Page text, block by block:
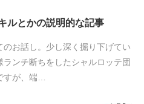
ルとかの説明的な記事
お話し。少し深く掘り下げてい
ンチ断ちをしたシャルロッテ団
すが、端…